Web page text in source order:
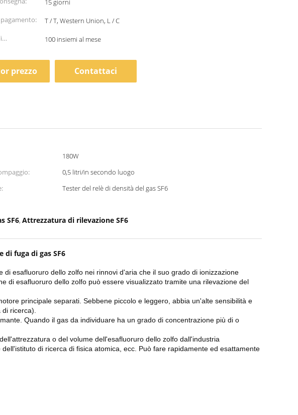
15 giorni
T / T, Western Union, L / C
100 insiemi al mese
prezzo Contattaci
180W
0,5 litri/in secondo luogo
Tester del relè di densità del gas SF6
SF6, Attrezzatura di rilevazione SF6
fuga di gas SF6
esafluoruro dello zolfo nei rinnovi d'aria che il suo grado di ionizzazione
di esafluoruro dello zolfo può essere visualizzato tramite una rilevazione del
principale separati. Sebbene piccolo e leggero, abbia un'alte sensibilità e
ricerca).
Quando il gas da individuare ha un grado di concentrazione più di o
o del volume dell'esafluoruro dello zolfo dall'industria
di ricerca di fisica atomica, ecc. Può fare rapidamente ed esattamente